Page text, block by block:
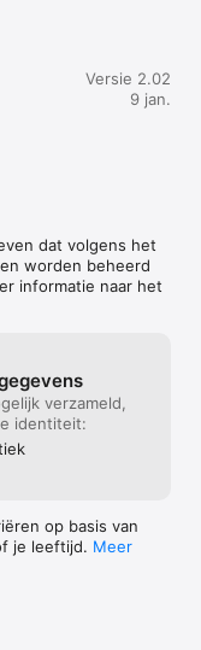
is beschikbaar in
installaties en
en
overzicht krijgt
achteraf
beheren, je
en bestaande
Gebruik het
Versie 2.02
9 jan.
dat volgens het
worden beheerd
informatie naar het
verzameld,
identiteit:
op basis van
je leeftijd. Meer